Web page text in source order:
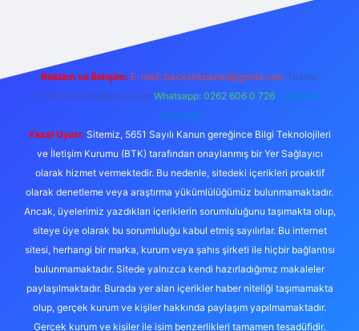
Reklam ve İletişim: E-mail: backlinkpaneli@gmail.com Teams:
forumhizmeti@gmail.com Whatsapp: 0262 606 0 726 Telegram:
@karabul
Yasal Uyarı: Sitemiz, 5651 Sayılı Kanun gereğince Bilgi Teknolojileri
ve İletişim Kurumu (BTK) tarafından onaylanmış bir Yer Sağlayıcı
olarak hizmet vermektedir. Bu nedenle, sitedeki içerikleri proaktif
olarak denetleme veya araştırma yükümlülüğümüz bulunmamaktadır.
Ancak, üyelerimiz yazdıkları içeriklerin sorumluluğunu taşımakta olup,
siteye üye olarak bu sorumluluğu kabul etmiş sayılırlar. Bu internet
sitesi, herhangi bir marka, kurum veya şahıs şirketi ile hiçbir bağlantısı
bulunmamaktadır. Sitede yalnızca kendi hazırladığımız makaleler
paylaşılmaktadır. Burada yer alan içerikler haber niteliği taşımamakta
olup, gerçek kurum ve kişiler hakkında paylaşım yapılmamaktadır.
Gerçek kurum ve kişiler ile isim benzerlikleri tamamen tesadüfidir.